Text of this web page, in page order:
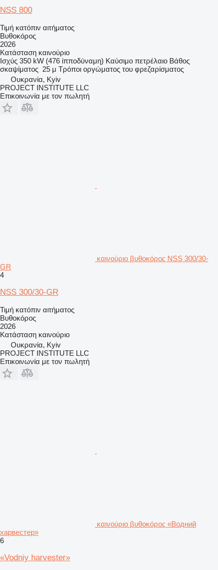
NSS 800
Τιμή κατόπιν αιτήματος
Βυθοκόρος
2026
Κατάσταση καινούριο
Ισχύς 350 kW (476 ίπποδύναμη) Καύσιμο πετρέλαιο Βάθος
σκαψίματος 25 μ Τρόποι οργώματος του φρεζαρίσματος
Ουκρανία, Kyiv
PROJECT INSTITUTE LLC
Επικοινωνία με τον πωλητή
καινούριο βυθοκόρος NSS 300/30-
GR
4
NSS 300/30-GR
Τιμή κατόπιν αιτήματος
Βυθοκόρος
2026
Κατάσταση καινούριο
Ουκρανία, Kyiv
PROJECT INSTITUTE LLC
Επικοινωνία με τον πωλητή
καινούριο βυθοκόρος «Водний
харвестер»
6
«Vodniy harvester»